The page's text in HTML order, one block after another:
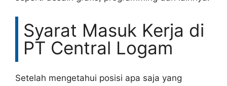
Syarat Masuk Kerja di
PT Central Logam
Setelah mengetahui posisi apa saja yang